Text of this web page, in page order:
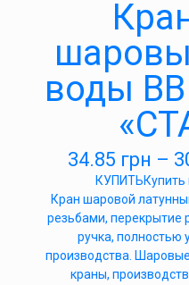
воды ВВ
34.85 грн –
КУПИТЬКупить
Кран шаровой
резьбами, перекрытие
ручка, полностью
производства.
краны,